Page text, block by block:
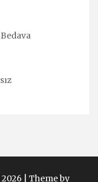
| Theme by